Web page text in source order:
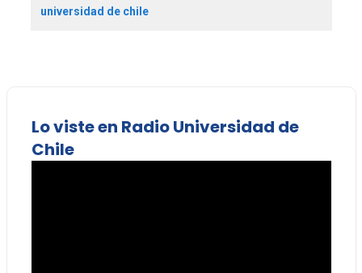
universidad de chile
Lo viste en Radio Universidad de
Chile